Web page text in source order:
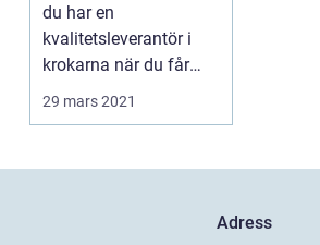
du har en
kvalitetsleverantör i
krokarna när du får
krångel med dina
29 mars 2021
Adress